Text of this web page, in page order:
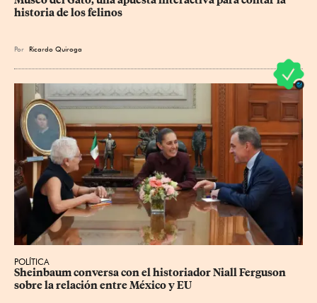
historia de los felinos
Por Ricardo Quiroga
POLÍTICA
Sheinbaum conversa con el historiador Niall Ferguson
sobre la relación entre México y EU